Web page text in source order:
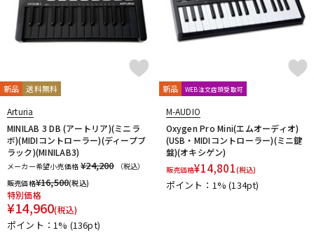
新品 送料無料
Arturia
MINILAB 3 DB (アートリア)(ミニラ
ボ)(MIDIコントローラー)(ディープブ
ラック)(MINILAB3)
メーカー希望小売価格 ¥24,200
（税込）
販売価格¥16,500(税込)
特別価格
¥14,960(税込)
ポイント：1% (136pt)
新品 WEB注文店頭受取可
M-AUDIO
Oxygen Pro Mini(エムオーディオ)
(USB・MIDIコントローラー)(ミニ鍵
盤)(オキシゲン)
販売価格¥14,801(税込)
ポイント：1%(134pt)